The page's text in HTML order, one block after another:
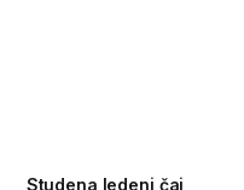
Studena ledeni čaj